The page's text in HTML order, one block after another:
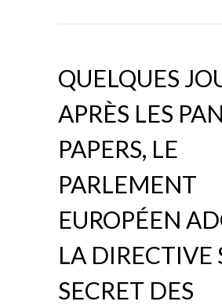
QUELQUES
APRÈS LES
PAPERS, LE
PARLEMENT
EUROPÉEN
LA DIRECTIVE
SECRET DES